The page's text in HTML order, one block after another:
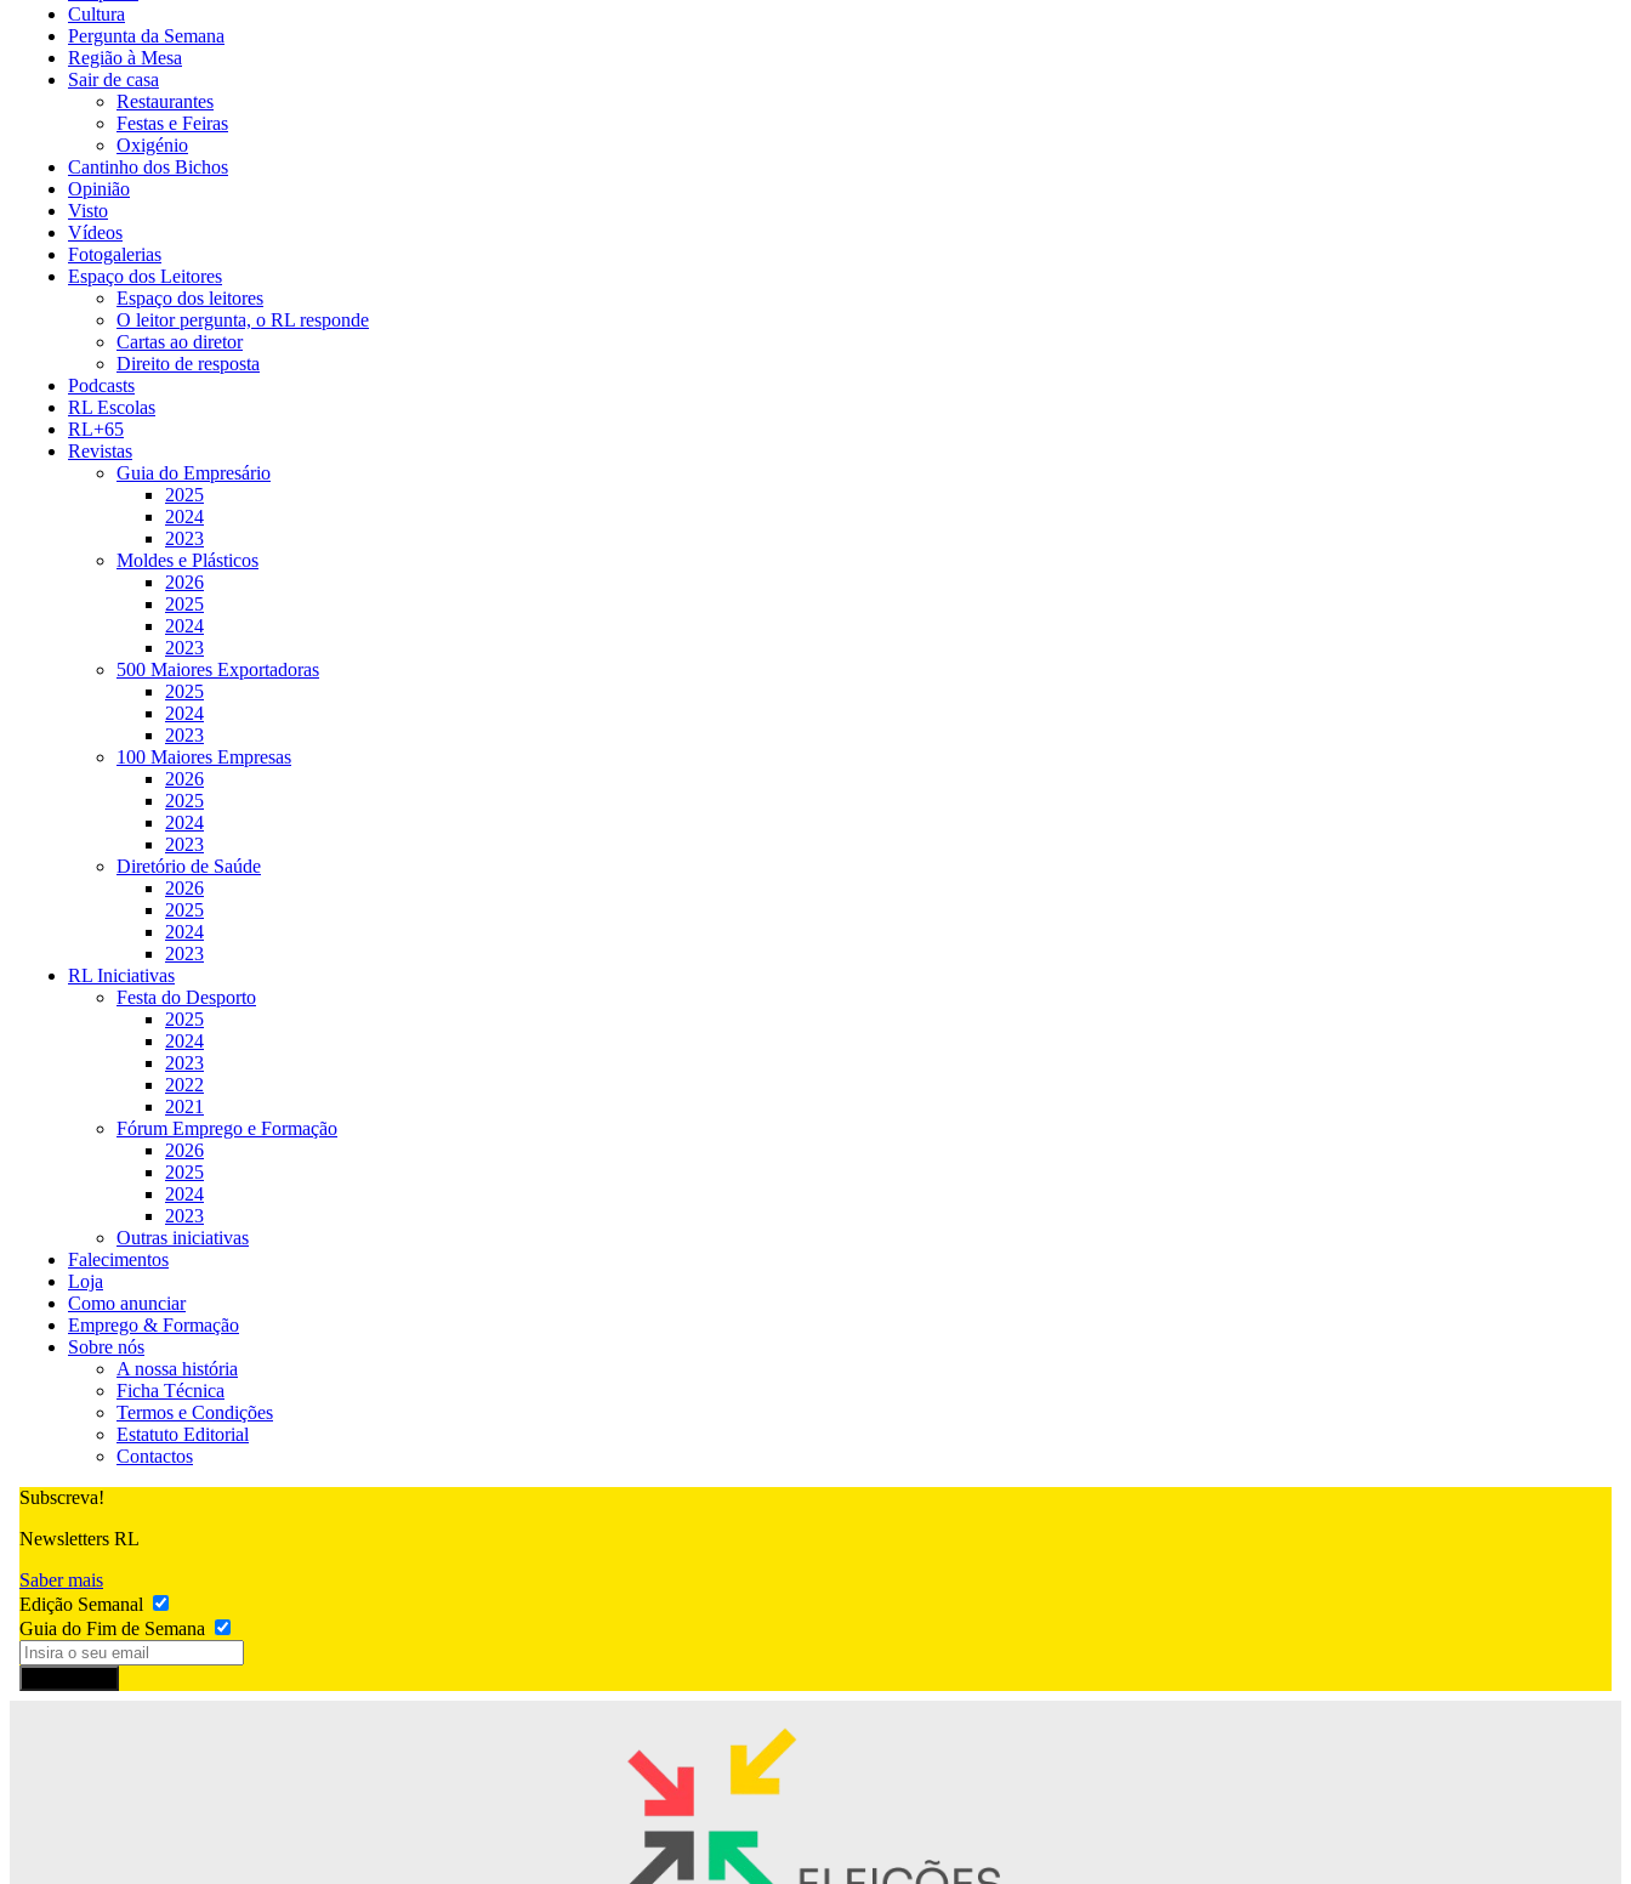
Cultura
Pergunta da Semana
Região à Mesa
Sair de casa
Restaurantes
Festas e Feiras
Oxigénio
Cantinho dos Bichos
Opinião
Visto
Vídeos
Fotogalerias
Espaço dos Leitores
Espaço dos leitores
O leitor pergunta, o RL responde
Cartas ao diretor
Direito de resposta
Podcasts
RL Escolas
RL+65
Revistas
Guia do Empresário
2025
2024
2023
Moldes e Plásticos
2026
2025
2024
2023
500 Maiores Exportadoras
2025
2024
2023
100 Maiores Empresas
2026
2025
2024
2023
Diretório de Saúde
2026
2025
2024
2023
RL Iniciativas
Festa do Desporto
2025
2024
2023
2022
2021
Fórum Emprego e Formação
2026
2025
2024
2023
Outras iniciativas
Falecimentos
Loja
Como anunciar
Emprego & Formação
Sobre nós
A nossa história
Ficha Técnica
Termos e Condições
Estatuto Editorial
Contactos
Subscreva!
Newsletters RL
Saber mais
Edição Semanal
Guia do Fim de Semana